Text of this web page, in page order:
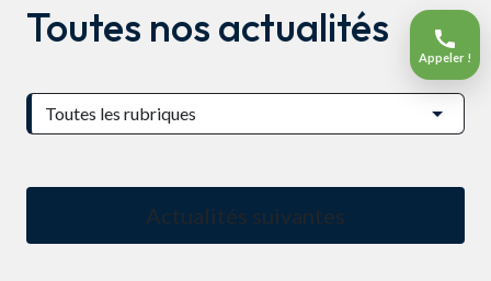
Toutes nos actualités
Actualités suivantes
Appeler !